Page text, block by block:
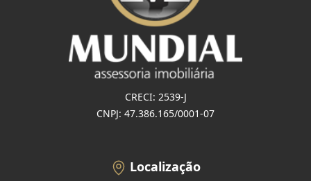
CRECI: 2539-J
CNPJ: 47.386.165/0001-07
Localização